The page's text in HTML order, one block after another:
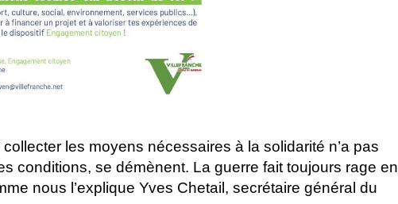
les moyens nécessaires à la solidarité n’a pas
conditions, se démènent. La guerre fait toujours rage en
nous l’explique Yves Chetail, secrétaire général du